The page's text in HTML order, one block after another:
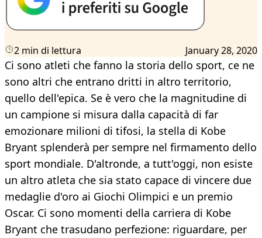
2 min di lettura January 28, 2020
Ci sono atleti che fanno la storia dello sport, ce ne
sono altri che entrano dritti in altro territorio,
quello dell'epica. Se è vero che la magnitudine di
un campione si misura dalla capacità di far
emozionare milioni di tifosi, la stella di Kobe
Bryant splenderà per sempre nel firmamento dello
sport mondiale. D'altronde, a tutt'oggi, non esiste
un altro atleta che sia stato capace di vincere due
medaglie d'oro ai Giochi Olimpici e un premio
Oscar. Ci sono momenti della carriera di Kobe
Bryant che trasudano perfezione: riguardare, per